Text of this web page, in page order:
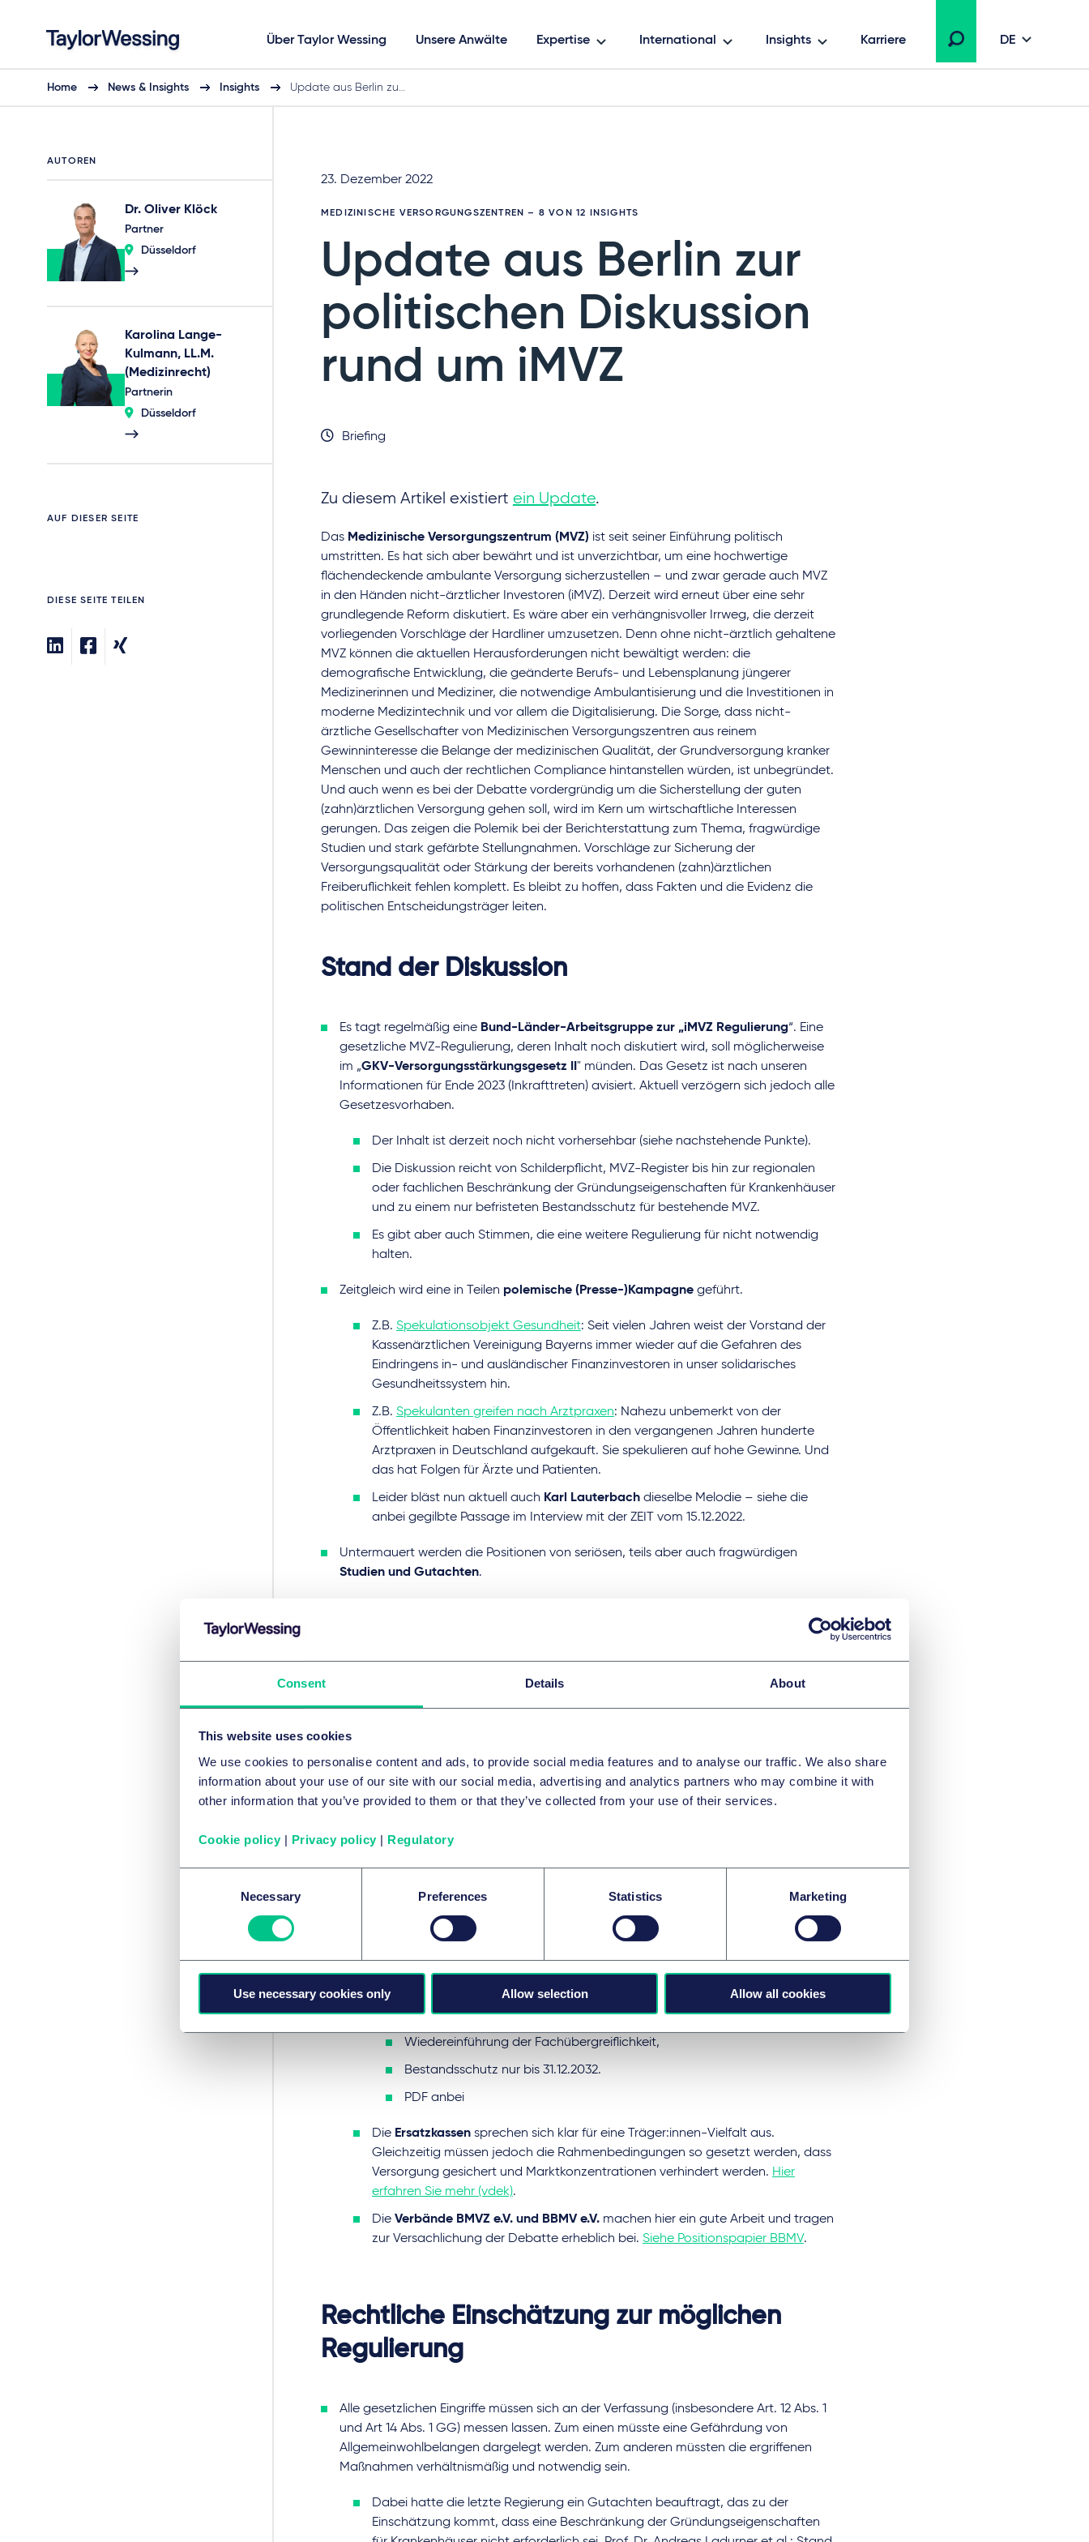
Consent Details About
This website uses cookies
We use cookies to personalise content and ads, to provide social media features and to analyse our traffic. We also share
information about your use of our site with our social media, advertising and analytics partners who may combine it with
other information that you’ve provided to them or that they’ve collected from your use of their services.
Cookie policy | Privacy policy | Regulatory
Necessary Preferences Statistics Marketing
Use necessary cookies only Allow selection Allow all cookies
Über Taylor Wessing Unsere Anwälte Expertise International Insights Karriere DE
Home News & Insights Insights Update aus Berlin zu…
AUTOREN
Dr. Oliver Klöck
Partner
Düsseldorf
Karolina Lange-
Kulmann, LL.M.
(Medizinrecht)
Partnerin
Düsseldorf
AUF DIESER SEITE
DIESE SEITE TEILEN
23. Dezember 2022
MEDIZINISCHE VERSORGUNGSZENTREN– 8 VON 12 INSIGHTS
Update aus Berlin zur
politischen Diskussion
rund um iMVZ
Briefing
Zu diesem Artikel existiert ein Update.
Das Medizinische Versorgungszentrum (MVZ) ist seit seiner Einführung politisch
umstritten. Es hat sich aber bewährt und ist unverzichtbar, um eine hochwertige
flächendeckende ambulante Versorgung sicherzustellen – und zwar gerade auch MVZ
in den Händen nicht-ärztlicher Investoren (iMVZ). Derzeit wird erneut über eine sehr
grundlegende Reform diskutiert. Es wäre aber ein verhängnisvoller Irrweg, die derzeit
vorliegenden Vorschläge der Hardliner umzusetzen. Denn ohne nicht-ärztlich gehaltene
MVZ können die aktuellen Herausforderungen nicht bewältigt werden: die
demografische Entwicklung, die geänderte Berufs- und Lebensplanung jüngerer
Medizinerinnen und Mediziner, die notwendige Ambulantisierung und die Investitionen in
moderne Medizintechnik und vor allem die Digitalisierung. Die Sorge, dass nicht-
ärztliche Gesellschafter von Medizinischen Versorgungszentren aus reinem
Gewinninteresse die Belange der medizinischen Qualität, der Grundversorgung kranker
Menschen und auch der rechtlichen Compliance hintanstellen würden, ist unbegründet.
Und auch wenn es bei der Debatte vordergründig um die Sicherstellung der guten
(zahn)ärztlichen Versorgung gehen soll, wird im Kern um wirtschaftliche Interessen
gerungen. Das zeigen die Polemik bei der Berichterstattung zum Thema, fragwürdige
Studien und stark gefärbte Stellungnahmen. Vorschläge zur Sicherung der
Versorgungsqualität oder Stärkung der bereits vorhandenen (zahn)ärztlichen
Freiberuflichkeit fehlen komplett. Es bleibt zu hoffen, dass Fakten und die Evidenz die
politischen Entscheidungsträger leiten.
Stand der Diskussion
Es tagt regelmäßig eine Bund-Länder-Arbeitsgruppe zur „iMVZ Regulierung“. Eine
gesetzliche MVZ-Regulierung, deren Inhalt noch diskutiert wird, soll möglicherweise
im „GKV-Versorgungsstärkungsgesetz II " münden. Das Gesetz ist nach unseren
Informationen für Ende 2023 (Inkrafttreten) avisiert. Aktuell verzögern sich jedoch alle
Gesetzesvorhaben.
Der Inhalt ist derzeit noch nicht vorhersehbar (siehe nachstehende Punkte).
Die Diskussion reicht von Schilderpflicht, MVZ-Register bis hin zur regionalen
oder fachlichen Beschränkung der Gründungseigenschaften für Krankenhäuser
und zu einem nur befristeten Bestandsschutz für bestehende MVZ.
Es gibt aber auch Stimmen, die eine weitere Regulierung für nicht notwendig
halten.
Zeitgleich wird eine in Teilen polemische (Presse-)Kampagne geführt.
Z.B. Spekulationsobjekt Gesundheit: Seit vielen Jahren weist der Vorstand der
Kassenärztlichen Vereinigung Bayerns immer wieder auf die Gefahren des
Eindringens in- und ausländischer Finanzinvestoren in unser solidarisches
Gesundheitssystem hin.
Z.B. Spekulanten greifen nach Arztpraxen: Nahezu unbemerkt von der
Öffentlichkeit haben Finanzinvestoren in den vergangenen Jahren hunderte
Arztpraxen in Deutschland aufgekauft. Sie spekulieren auf hohe Gewinne. Und
das hat Folgen für Ärzte und Patienten.
Leider bläst nun aktuell auch Karl Lauterbach dieselbe Melodie – siehe die
anbei gegilbte Passage im Interview mit der ZEIT vom 15.12.2022.
Untermauert werden die Positionen von seriösen, teils aber auch fragwürdigen
Studien und Gutachten.
gegebene Versorgungsanalyse vorgestellt, mit der – ausweislich der am 7. April
deutlich über denen in anderen MVZ [liegen]
.” Deshalb dürfe die Politik nicht
länger tatenlos zusehen, wie der Einfluss von Kapitalinvestoren auf das
DICE Consult, u.a. bei Prof. Dr. Haucap, ehem. Vorsitzender der Monopol-
Kommission ein Gutachten zur „Monopolen in der Zahnmedizin“ in Auftrag
gegeben. Die Ergebnisse liegen nun vor und zeigen, dass für die Zahnheilkunde
Einführung der Höchstversorgungsquoten nach § 95 1b SGB V durch das TSVG
Aktuell (20.12.2022): Die für MVZ-Gesetzgebung nicht zuständige
Bundesärztekammer (BÄK)
schlägt sehr harte Einschränkungen für Investoren-
MVZ vor, z. B.
Einschränkung der Gründungsfähigkeit von Krankenhäusern fachlich und
räumlich,
Wiedereinführung der Fachübergreiflichkeit,
Bestandsschutz nur bis 31.12.2032.
PDF anbei
Die Ersatzkassen sprechen sich klar für eine Träger:innen-Vielfalt aus.
Gleichzeitig müssen jedoch die Rahmenbedingungen so gesetzt werden, dass
Versorgung gesichert und Marktkonzentrationen verhindert werden. Hier
erfahren Sie mehr (vdek).
Die Verbände BMVZ e.V. und BBMV e.V. machen hier ein gute Arbeit und tragen
zur Versachlichung der Debatte erheblich bei. Siehe Positionspapier BBMV.
Rechtliche Einschätzung zur möglichen
Regulierung
Alle gesetzlichen Eingriffe müssen sich an der Verfassung (insbesondere Art. 12 Abs. 1
und Art 14 Abs. 1 GG) messen lassen. Zum einen müsste eine Gefährdung von
Allgemeinwohlbelangen dargelegt werden. Zum anderen müssten die ergriffenen
Maßnahmen verhältnismäßig und notwendig sein.
Dabei hatte die letzte Regierung ein Gutachten beauftragt, das zu der
Einschätzung kommt, dass eine Beschränkung der Gründungseigenschaften